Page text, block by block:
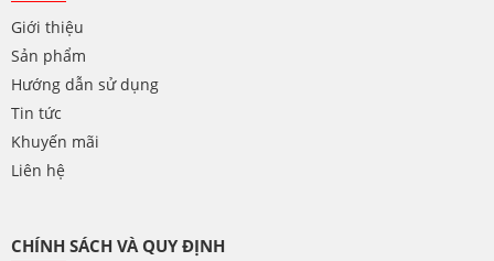
Giới thiệu
Sản phẩm
Hướng dẫn sử dụng
Tin tức
Khuyến mãi
Liên hệ
CHÍNH SÁCH VÀ QUY ĐỊNH